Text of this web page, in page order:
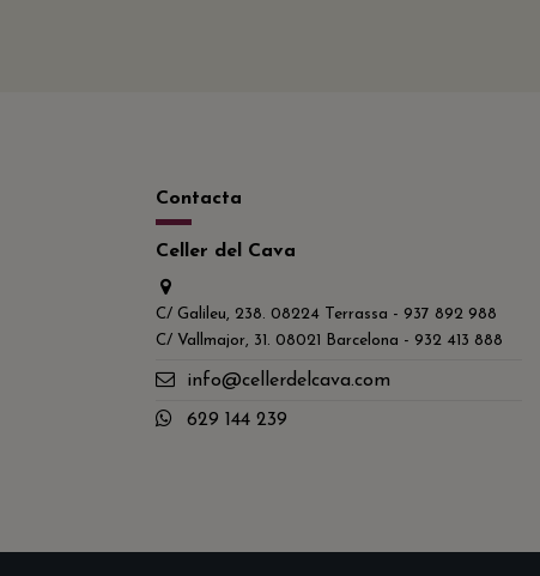
Contacta
Celler del Cava
C/ Galileu, 238. 08224 Terrassa - 937 892 988
C/ Vallmajor, 31. 08021 Barcelona - 932 413 888
info@cellerdelcava.com
629 144 239